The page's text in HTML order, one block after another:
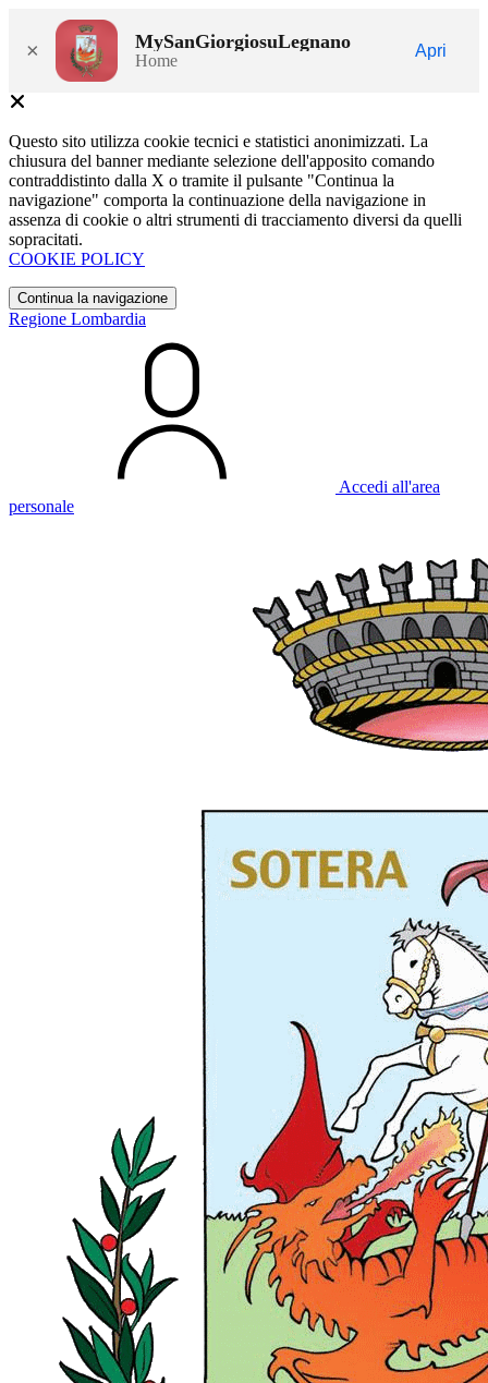
× MySanGiorgiosuLegnano
Home
Apri
Questo sito utilizza cookie tecnici e statistici anonimizzati. La
chiusura del banner mediante selezione dell'apposito comando
contraddistinto dalla X o tramite il pulsante "Continua la
navigazione" comporta la continuazione della navigazione in
assenza di cookie o altri strumenti di tracciamento diversi da quelli
sopracitati.
COOKIE POLICY
Continua la navigazione
Regione Lombardia
Accedi all'area
personale